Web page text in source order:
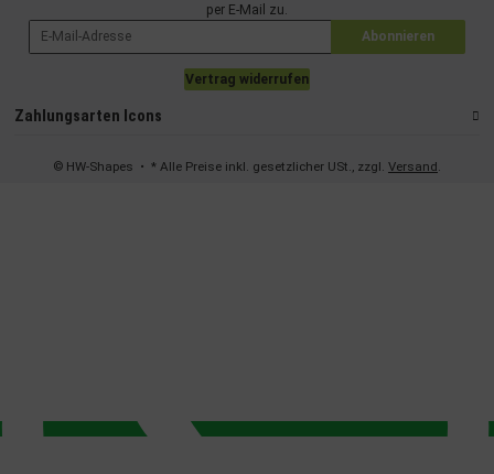
per E-Mail zu.
Abonnieren
Vertrag widerrufen
Zahlungsarten Icons
© HW-Shapes • * Alle Preise inkl. gesetzlicher USt., zzgl. Versand